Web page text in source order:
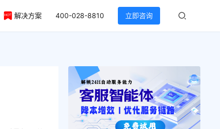
解决方案 400-028-8810 立即咨询